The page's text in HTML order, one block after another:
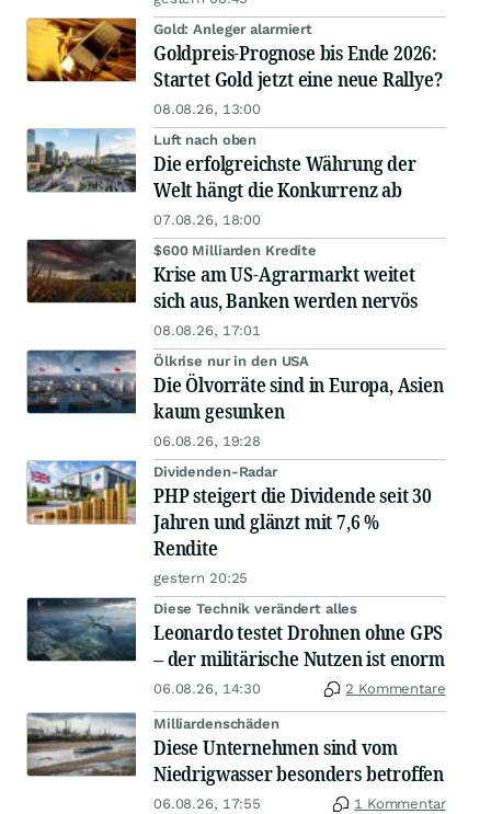
Gold: Anleger alarmiert
Goldpreis-Prognose bis Ende 2026:
Startet Gold jetzt eine neue Rallye?
08.08.26, 13:00
Luft nach oben
Die erfolgreichste Währung der
Welt hängt die Konkurrenz ab
07.08.26, 18:00
$600 Milliarden Kredite
Krise am US-Agrarmarkt weitet
sich aus, Banken werden nervös
08.08.26, 17:01
Ölkrise nur in den USA
Die Ölvorräte sind in Europa, Asien
kaum gesunken
06.08.26, 19:28
Dividenden-Radar
PHP steigert die Dividende seit 30
Jahren und glänzt mit 7,6 %
Rendite
gestern 20:25
Diese Technik verändert alles
Leonardo testet Drohnen ohne GPS
– der militärische Nutzen ist enorm
06.08.26, 14:30 2 Kommentare
Milliardenschäden
Diese Unternehmen sind vom
Niedrigwasser besonders betroffen
06.08.26, 17:55 1 Kommentar